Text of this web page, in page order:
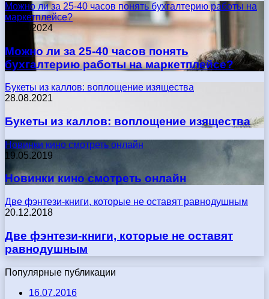
Можно ли за 25-40 часов понять бухгалтерию работы на
маркетплейсе?
17.05.2024
Можно ли за 25-40 часов понять
бухгалтерию работы на маркетплейсе?
Букеты из каллов: воплощение изящества
28.08.2021
Букеты из каллов: воплощение изящества
Новинки кино смотреть онлайн
19.05.2019
Новинки кино смотреть онлайн
Две фэнтези-книги, которые не оставят равнодушным
20.12.2018
Две фэнтези-книги, которые не оставят
равнодушным
Популярные публикации
16.07.2016